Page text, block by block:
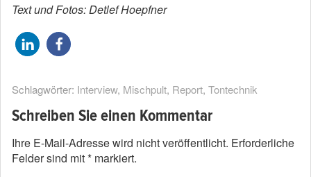
Text und Fotos: Detlef Hoepfner
Schlagwörter: Interview, Mischpult, Report, Tontechnik
Schreiben Sie einen Kommentar
Ihre E-Mail-Adresse wird nicht veröffentlicht. Erforderliche
Felder sind mit* markiert.